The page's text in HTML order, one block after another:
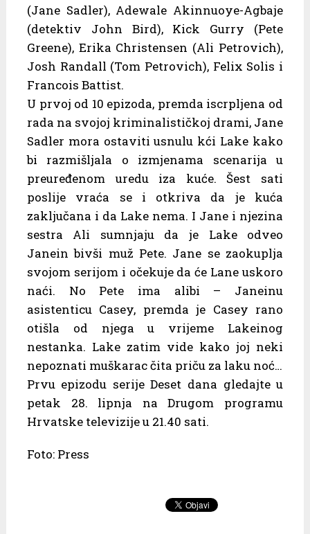
(Jane Sadler), Adewale Akinnuoye-Agbaje
(detektiv John Bird), Kick Gurry (Pete
Greene), Erika Christensen (Ali Petrovich),
Josh Randall (Tom Petrovich), Felix Solis i
Francois Battist.
U prvoj od 10 epizoda, premda iscrpljena od
rada na svojoj kriminalističkoj drami, Jane
Sadler mora ostaviti usnulu kći Lake kako
bi razmišljala o izmjenama scenarija u
preuređenom uredu iza kuće. Šest sati
poslije vraća se i otkriva da je kuća
zaključana i da Lake nema. I Jane i njezina
sestra Ali sumnjaju da je Lake odveo
Janein bivši muž Pete. Jane se zaokuplja
svojom serijom i očekuje da će Lane uskoro
naći. No Pete ima alibi – Janeinu
asistenticu Casey, premda je Casey rano
otišla od njega u vrijeme Lakeinog
nestanka. Lake zatim vide kako joj neki
nepoznati muškarac čita priču za laku noć…
Prvu epizodu serije Deset dana gledajte u
petak 28. lipnja na Drugom programu
Hrvatske televizije u 21.40 sati.
Foto: Press